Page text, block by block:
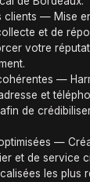
clients — Mise
et de
votre
—
et
de
—
et de service
les plus